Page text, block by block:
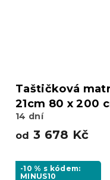
Taštičková
21cm 80 x 200
14 dní
od 3 678 Kč
-10 % s kódem:
MINUS10